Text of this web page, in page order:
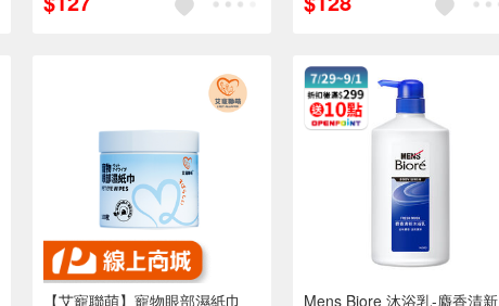
【艾寵聯萌】寵物眼部濕紙巾
Mens Biore 沐浴乳-麝香清新